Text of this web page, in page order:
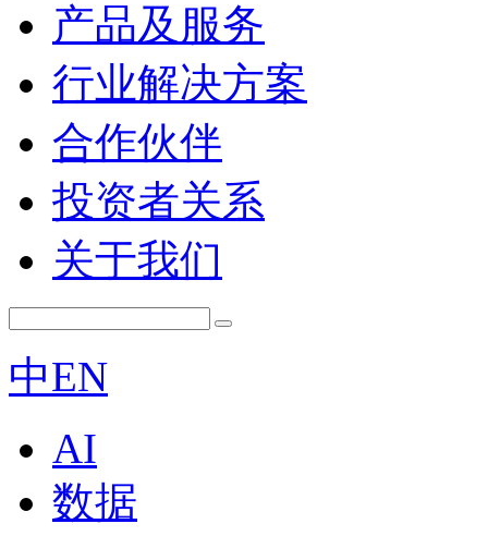
产品及服务
行业解决方案
合作伙伴
投资者关系
关于我们
中EN
AI
数据